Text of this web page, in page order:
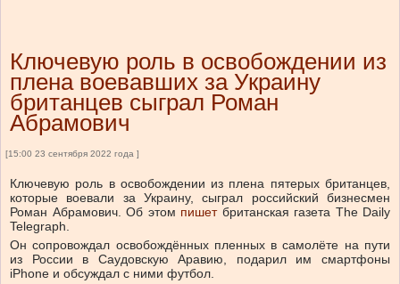
Ключевую роль в освобождении из
плена воевавших за Украину
британцев сыграл Роман
Абрамович
[15:00 23 сентября 2022 года ]
Ключевую роль в освобождении из плена пятерых британцев,
которые воевали за Украину, сыграл российский бизнесмен
Роман Абрамович. Об этом пишетбританская газета The Daily
Telegraph.
Он сопровождал освобождённых пленных в самолёте на пути
из России в Саудовскую Аравию, подарил им смартфоны
iPhone и обсуждал с ними футбол.